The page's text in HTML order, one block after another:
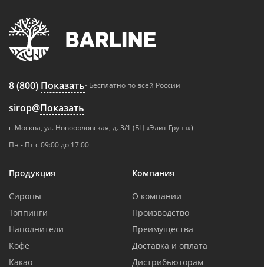
8 (800) Показать- Бесплатно по всей России
sirop@Показать
г. Москва, ул. Новоорловская, д. 3/1 (БЦ «Элит Групп»)
Пн - Пт с 09:00 до 17:00
Продукция
Сиропы
Топпинги
Наполнители
Кофе
Какао
Компания
О компании
Производство
Преимущества
Доставка и оплата
Дистрибьюторам